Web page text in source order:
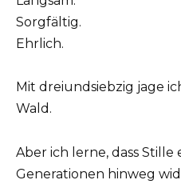
Sorgfältig.
Ehrlich.
Mit dreiundsiebzig jage
Wald.
Aber ich lerne, dass
Generationen hinweg